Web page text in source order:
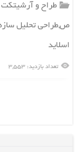
اسلاید
تعداد بازدید: ۳,۵۵۳